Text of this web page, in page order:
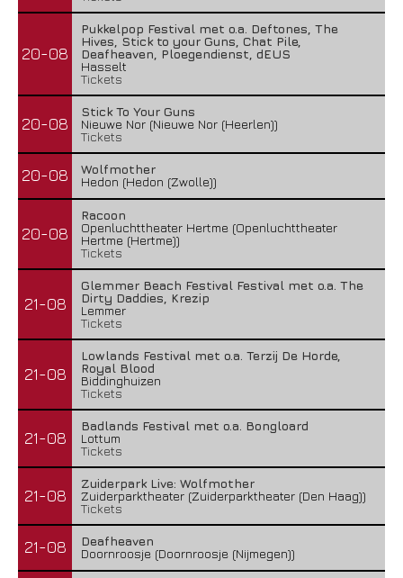
20-08
Pukkelpop Festival met o.a. Deftones, The
Hives, Stick to your Guns, Chat Pile,
Deafheaven, Ploegendienst, dEUS
Hasselt
Tickets
20-08
Stick To Your Guns
Nieuwe Nor (Nieuwe Nor (Heerlen))
Tickets
20-08
Wolfmother
Hedon (Hedon (Zwolle))
20-08
Racoon
Openluchttheater Hertme (Openluchttheater
Hertme (Hertme))
Tickets
21-08
Glemmer Beach Festival Festival met o.a. The
Dirty Daddies, Krezip
Lemmer
Tickets
21-08
Lowlands Festival met o.a. Terzij De Horde,
Royal Blood
Biddinghuizen
Tickets
21-08
Badlands Festival met o.a. Bongloard
Lottum
Tickets
21-08
Zuiderpark Live: Wolfmother
Zuiderparktheater (Zuiderparktheater (Den Haag))
Tickets
21-08
Deafheaven
Doornroosje (Doornroosje (Nijmegen))